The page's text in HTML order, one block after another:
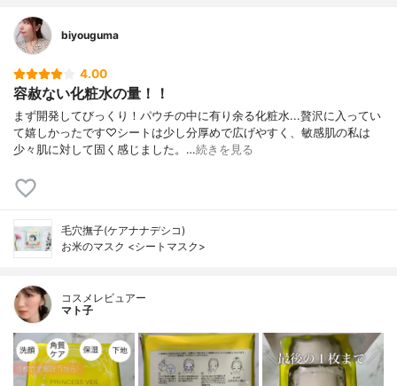
biyouguma
4.00
容赦ない化粧水の量！！
まず開発してびっくり！パウチの中に有り余る化粧水...贅沢に入ってい
て嬉しかったです♡シートは少し分厚めで広げやすく、敏感肌の私は
少々肌に対して固く感じました。…続きを見る
毛穴撫子(ケアナナデシコ)
お米のマスク <シートマスク>
コスメレビュアー
マト子